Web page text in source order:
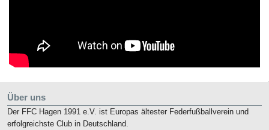
Über uns
Der FFC Hagen 1991 e.V. ist Europas ältester Federfußballverein und
erfolgreichste Club in Deutschland.